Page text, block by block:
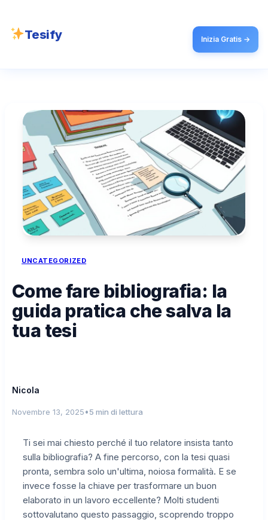
Tesify Inizia Gratis →
UNCATEGORIZED
Come fare bibliografia: la
guida pratica che salva la
tua tesi
Nicola
Novembre 13, 2025•5 min di lettura
Ti sei mai chiesto perché il tuo relatore insista tanto
sulla bibliografia? A fine percorso, con la tesi quasi
pronta, sembra solo un'ultima, noiosa formalità. E se
invece fosse la chiave per trasformare un buon
elaborato in un lavoro eccellente? Molti studenti
sottovalutano questo passaggio, scoprendo troppo